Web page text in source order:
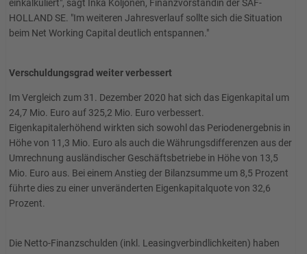
einkalkuliert", sagt Inka Koljonen, Finanzvorständin der SAF-
HOLLAND SE. "Im weiteren Jahresverlauf sollte sich die Situation
beim Net Working Capital deutlich entspannen."
Verschuldungsgrad weiter verbessert
Im Vergleich zum 31. Dezember 2020 hat sich das Eigenkapital um
24,7 Mio. Euro auf 325,2 Mio. Euro verbessert.
Eigenkapitalerhöhend wirkten sich sowohl das Periodenergebnis in
Höhe von 11,3 Mio. Euro als auch die Währungsdifferenzen aus der
Umrechnung ausländischer Geschäftsbetriebe in Höhe von 13,5
Mio. Euro aus. Bei einem Anstieg der Bilanzsumme um 8,5 Prozent
führte dies zu einer unveränderten Eigenkapitalquote von 32,6
Prozent.
Die Netto-Finanzschulden (inkl. Leasingverbindlichkeiten) haben